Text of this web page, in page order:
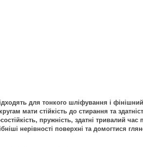
для тонкого шліфування і
мати стійкість до стирання та
пружність, здатні тривалий
нерівності поверхні та домогтися